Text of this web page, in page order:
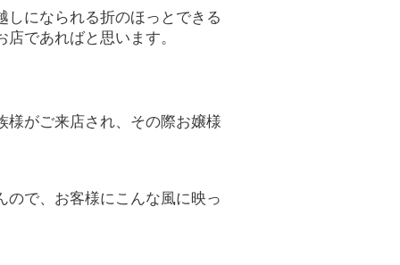
しになられる折のほっとできる
であればと思います。
様がご来店され、その際お嬢様
ので、お客様にこんな風に映っ